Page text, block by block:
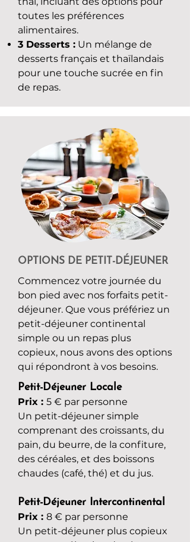
toutes les préférences
alimentaires.
3 Desserts : Un mélange de
desserts français et thaïlandais
pour une touche sucrée en fin
de repas.
OPTIONS DE PETIT-DÉJEUNER
Commencez votre journée du
bon pied avec nos forfaits petit-
déjeuner. Que vous préfériez un
petit-déjeuner continental
simple ou un repas plus
copieux, nous avons des options
qui répondront à vos besoins.
Petit-Déjeuner Locale
Prix : 5 € par personne
Un petit-déjeuner simple
comprenant des croissants, du
pain, du beurre, de la confiture,
des céréales, et des boissons
chaudes (café, thé) et du jus.
Petit-Déjeuner Intercontinental
Prix : 8 € par personne
Un petit-déjeuner plus copieux